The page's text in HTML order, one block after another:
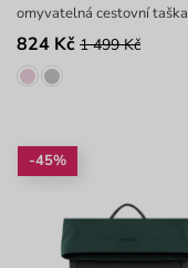
omyvatelná cestovní taška
824 Kč 1 499 Kč
-45%